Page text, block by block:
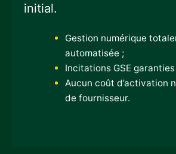
initial.
Gestion numérique
automatisée ;
Incitations GSE
Aucun coût d’activation
de fournisseur.